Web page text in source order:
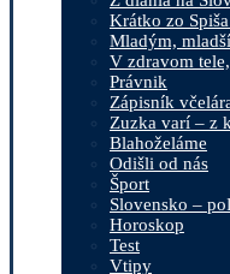
Krátko zo
Mladým,
V zdravom
Právnik
Zápisník
Zuzka varí – z
Blahoželáme
Odišli od nás
Šport
Slovensko –
Horoskop
Test
Vtipy